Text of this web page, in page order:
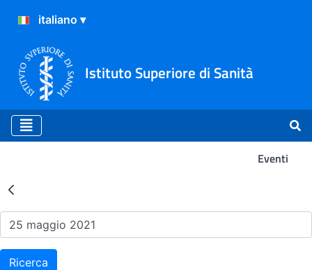
Istituto Superiore di Sanità
Eventi
Risultati della Ricerca -
Ricerca